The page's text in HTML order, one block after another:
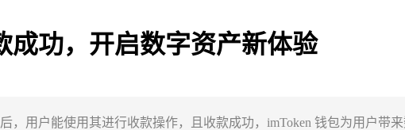
功，开启数字资产新体验
，用户能使用其进行收款操作，且收款成功，imToken 钱包为用户带